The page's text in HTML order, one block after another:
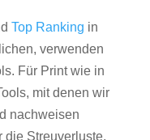
Top Ranking in
verwenden
Für Print wie in
mit denen wir
nachweisen
die Streuverluste,